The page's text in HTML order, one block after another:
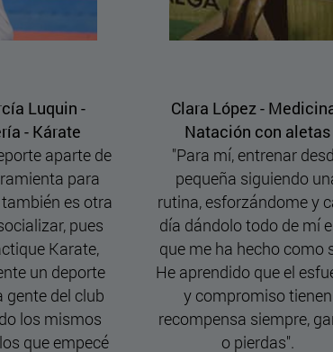
-
aletas
desde
una
y cada
mí es lo
como soy.
esfuerzo
tienen
ganes
Constança Kendall Lino -
Equitación
"Montar a caballo es más
que un deporte, es una
pasión. Una pasión a la que
hay que dedicarle muchas
horas y amor. Trabajar con
un animal más grande que
nosotros y que no habla es
algo mágico".